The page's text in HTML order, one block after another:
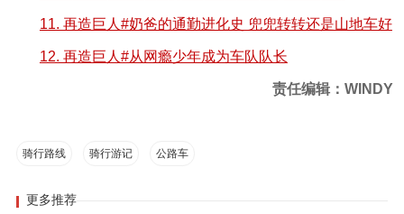
11. 再造巨人#奶爸的通勤进化史 兜兜转转还是山地车好
12. 再造巨人#从网瘾少年成为车队队长
责任编辑：WINDY
骑行路线 骑行游记 公路车
更多推荐